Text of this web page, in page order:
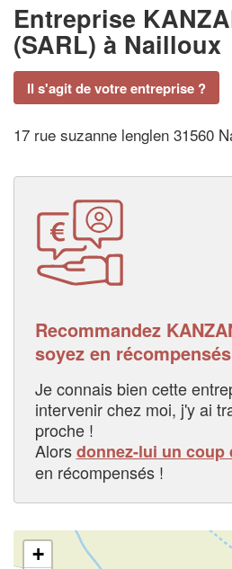
Entreprise
(SARL) à Nailloux
Il s'agit de votre entreprise ?
17 rue suzanne lenglen 31560
Recommandez
soyez en récompensés
Je connais bien cette
intervenir chez moi, j'y ai
proche !
Alorsdonnez-lui un coup
en récompensés !
+